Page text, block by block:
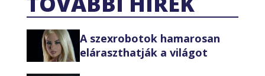
A szexrobotok hamarosan
eláraszthatják a világot